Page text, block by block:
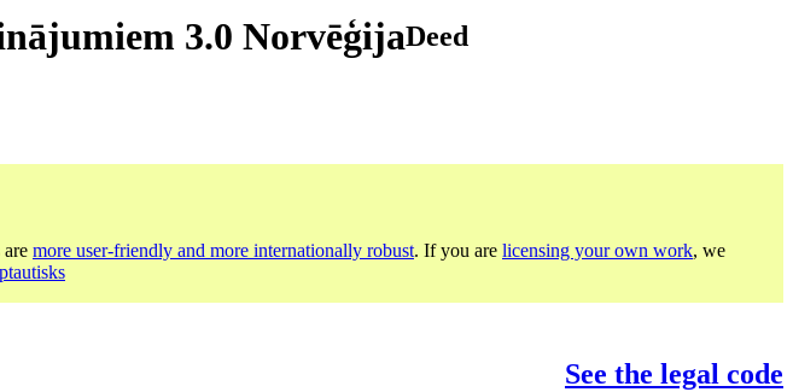
3.0 NorvēģijaDeed
more user-friendly and more internationally robust. If you are licensing your own work, we
See the legal code